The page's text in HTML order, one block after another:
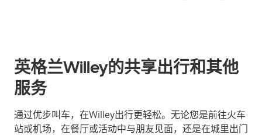
英格兰Willey的共享出行和其他
服务
通过优步叫车，在Willey出行更轻松。无论您是前往火车
站或机场，在餐厅或活动中与朋友见面，还是在城里出门